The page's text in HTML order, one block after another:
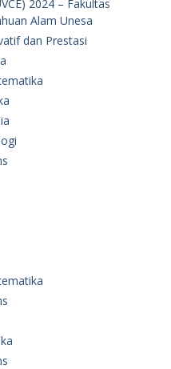
2024 – Fakultas
Alam Unesa
dan Prestasi